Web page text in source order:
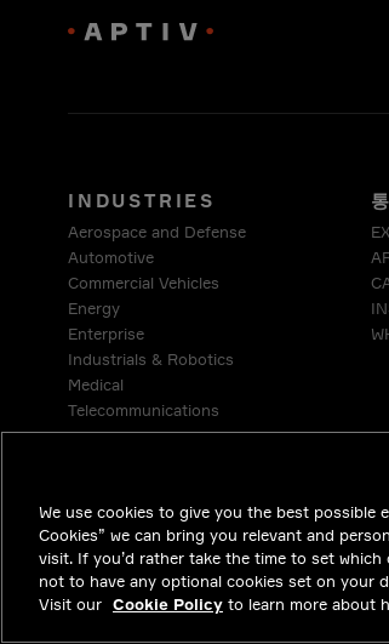
INDUSTRIES
Aerospace and Defense
Automotive
Commercial Vehicles
Energy
Enterprise
Industrials & Robotics
Medical
Telecommunications
We use cookies to give you the best possible
Cookies” we can bring you relevant and
visit. If you’d rather take the time to set which
not to have any optional cookies set on your
Visit our Cookie Policy to learn more about